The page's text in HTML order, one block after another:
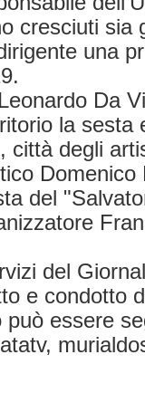
cresciuti sia
una
Da
la sesta
città degli
Domenico
del
del
e condotto
essere